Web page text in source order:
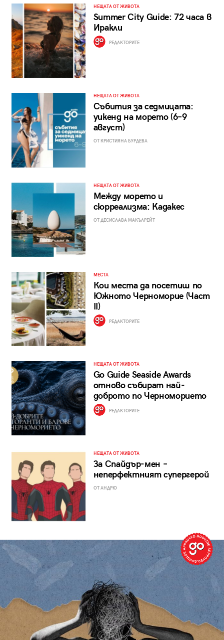
НЕЩАТА ОТ ЖИВОТА
Summer City Guide: 72 часа в
Иракли
РЕДАКТОРИТЕ
НЕЩАТА ОТ ЖИВОТА
Събития за седмицата:
уикенд на морето (6–9
август)
ОТ КРИСТИЯНА БУРДЕВА
НЕЩАТА ОТ ЖИВОТА
Между морето и
сюрреализма: Кадакес
ОТ ДЕСИСЛАВА МАКЪЛРЕЙТ
МЕСТА
Кои места да посетиш по
Южното Черноморие (Част
II)
РЕДАКТОРИТЕ
НЕЩАТА ОТ ЖИВОТА
Go Guide Seaside Awards
отново събират най-
доброто по Черноморието
РЕДАКТОРИТЕ
НЕЩАТА ОТ ЖИВОТА
За Спайдър-мен –
неперфектният супергерой
ОТ АНДРЮ